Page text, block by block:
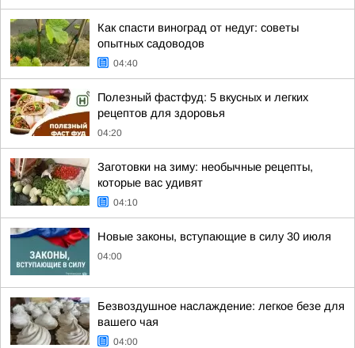
Как спасти виноград от недуг: советы
опытных садоводов
04:40
Полезный фастфуд: 5 вкусных и легких
рецептов для здоровья
04:20
Заготовки на зиму: необычные рецепты,
которые вас удивят
04:10
Новые законы, вступающие в силу 30 июля
04:00
Безвоздушное наслаждение: легкое безе для
вашего чая
04:00